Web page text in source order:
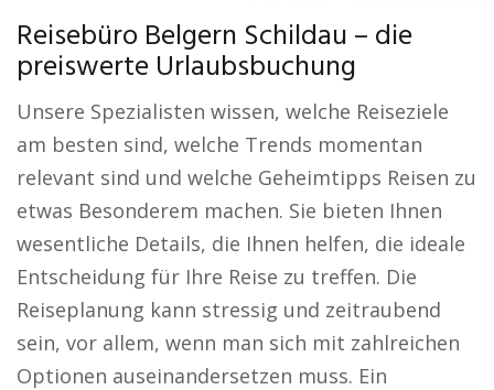
Reisebüro Belgern Schildau – die
preiswerte Urlaubsbuchung
Unsere Spezialisten wissen, welche Reiseziele
am besten sind, welche Trends momentan
relevant sind und welche Geheimtipps Reisen zu
etwas Besonderem machen. Sie bieten Ihnen
wesentliche Details, die Ihnen helfen, die ideale
Entscheidung für Ihre Reise zu treffen. Die
Reiseplanung kann stressig und zeitraubend
sein, vor allem, wenn man sich mit zahlreichen
Optionen auseinandersetzen muss. Ein